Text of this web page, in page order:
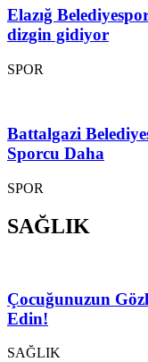
Elazığ
dizgin gidiyor
SPOR
Battalgazi
Sporcu Daha
SPOR
SAĞLIK
Çocuğunuzun
Edin!
SAĞLIK